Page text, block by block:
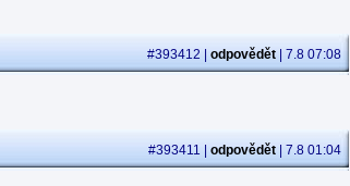
#393412 | odpovědět | 7.8 07:08
#393411 | odpovědět | 7.8 01:04